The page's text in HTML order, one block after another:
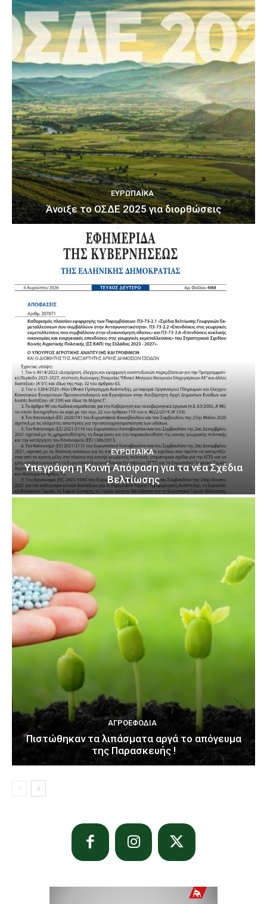
ΕΥΡΩΠΑΪΚΆ
Άνοιξε το ΟΣΔΕ 2025 για διορθώσεις
ΕΥΡΩΠΑΪΚΆ
Υπεγράφη η Κοινή Απόφαση για τα νέα Σχέδια
Βελτίωσης
ΑΓΡΟΕΦΌΔΙΑ
Πιστώθηκαν τα λιπάσματα αργά το απόγευμα
της Παρασκευής !